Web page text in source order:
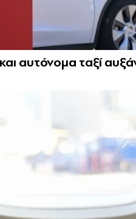
αυτόνομα ταξί